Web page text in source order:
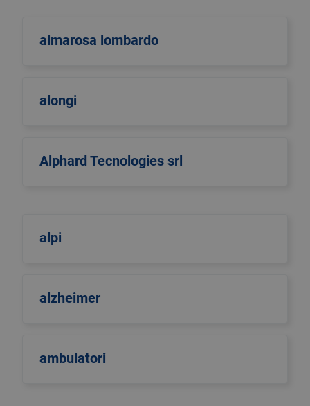
almarosa lombardo
alongi
Alphard Tecnologies srl
alpi
alzheimer
ambulatori